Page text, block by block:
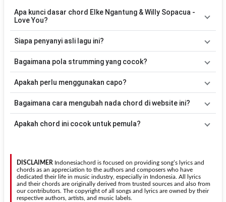
Apa kunci dasar chord Elke Ngantung & Willy Sopacua -
Love You?
Dm. Versi chord ini telah disederhanakan sehingga lebih mudah
memainkan lagu ini.
Siapa penyanyi asli lagu ini?
Ngantung & Willy Sopacua. Pada halaman ini tersedia versi chord
Bagaimana pola strumming yang cocok?
acuan, kamu dapat menggunakan pola
laguLove You.
Apakah perlu menggunakan capo?
kunci dasarG. Jika ingin mengikuti nada asli penyanyi, kamu dapat
kebutuhan.
Bagaimana cara mengubah nada chord di website ini?
Transpose (bawah)untuk menurunkan nada. Seluruh chord akan
Apakah chord ini cocok untuk pemula?
pemula tanpa menghilangkan struktur dasar lagu.
DISCLAIMER Indonesiachord is focused on providing song’s lyrics and
chords as an appreciation to the authors and composers who have
dedicated their life in music industry, especially in Indonesia. All lyrics
and their chords are originally derived from trusted sources and also from
our contributors. The copyright of all songs and lyrics are owned by their
respective authors, artists, and music labels.